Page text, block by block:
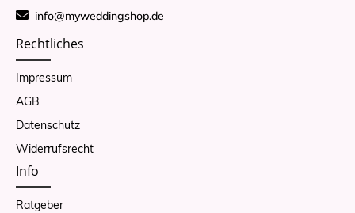
info@myweddingshop.de
Rechtliches
Impressum
AGB
Datenschutz
Widerrufsrecht
Info
Ratgeber